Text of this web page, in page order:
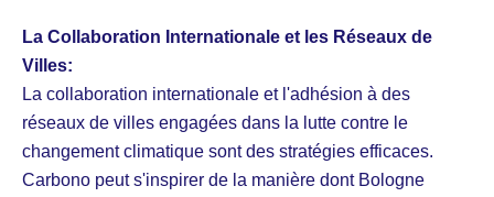
La Collaboration Internationale et les Réseaux de
Villes:
La collaboration internationale et l'adhésion à des
réseaux de villes engagées dans la lutte contre le
changement climatique sont des stratégies efficaces.
Carbono peut s'inspirer de la manière dont Bologne